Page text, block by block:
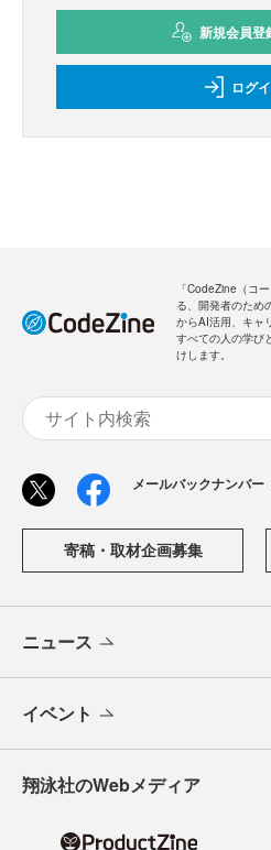
新規会員登
ログ
「CodeZine（コ
る、開発者のため
からAI活用、キャ
すべての人の学び
けします。
メールバックナンバー
寄稿・取材企画募集
ニュース
イベント
翔泳社のWebメディア